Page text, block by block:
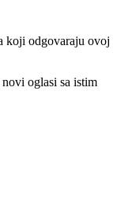
koji odgovaraju ovoj
oglasi sa istim